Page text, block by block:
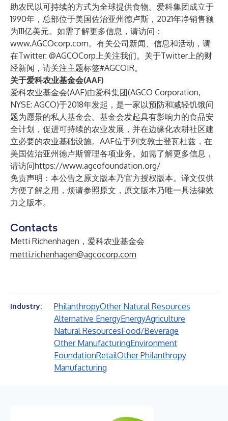
助农民以可持续的方式为全球提供食物。爱科集团成立于
1990年，总部位于美国佐治亚州德卢斯，2021年净销售额
为111亿美元。如需了解更多信息，请访问：
www.AGCOcorp.com。有关公司新闻、信息和活动，请
在Twitter: @AGCOCorp上关注我们。关于Twitter上的财
经新闻，请关注主题标签#AGCOIR。
关于爱科农业基金会(AAF)
爱科农业基金会(AAF)由爱科集团(AGCO Corporation,
NYSE: AGCO)于2018年发起，是一家以预防和减轻饥饿问
题为愿景的私人基金会。基金会发起具有影响力的食品安
全计划，促进可持续的农业发展，并在边缘化农耕社区建
立必要的农业基础设施。AAF位于列支敦士登瓦杜兹，在
美国佐治亚州德卢斯管理各项业务。如需了解更多信息，
请访问https://www.agcofoundation.org/
免责声明：本公告之原文版本乃官方授权版本。译文仅供
方便了解之用，烦请参照原文，原文版本乃唯一具法律效
力之版本。
Contacts
Metti Richenhagen，爱科农业基金会
metti.richenhagen@agcocorp.com
Industry: PhilanthropyOther Natural Resources
Alternative EnergyEnergyAgriculture
Natural ResourcesFood/Beverage
Other ManufacturingEnvironment
FoundationRetailOther Philanthropy
Manufacturing